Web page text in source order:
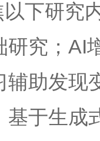
下研究
研究；AI
辅助发现
基于生成